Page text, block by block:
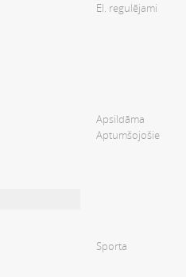
El. regulējami
Apsildāma
Aptumšojošie
Sporta